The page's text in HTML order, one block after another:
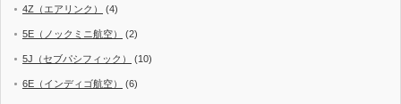
4Z（エアリンク） (4)
5E（ノックミニ航空） (2)
5J（セブパシフィック） (10)
6E（インディゴ航空） (6)